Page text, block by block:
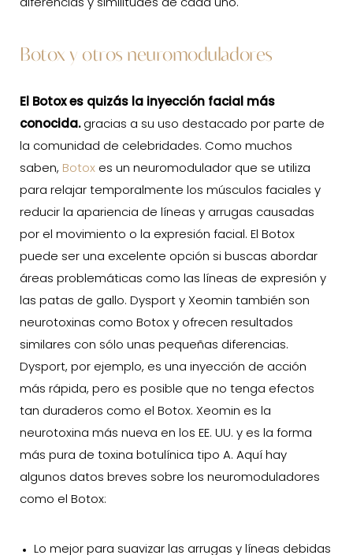
diferencias y similitudes de cada uno.
Botox y otros neuromoduladores
El Botox es quizás la inyección facial más
conocida.gracias a su uso destacado por parte de
la comunidad de celebridades. Como muchos
saben, Botox es un neuromodulador que se utiliza
para relajar temporalmente los músculos faciales y
reducir la apariencia de líneas y arrugas causadas
por el movimiento o la expresión facial. El Botox
puede ser una excelente opción si buscas abordar
áreas problemáticas como las líneas de expresión y
las patas de gallo. Dysport y Xeomin también son
neurotoxinas como Botox y ofrecen resultados
similares con sólo unas pequeñas diferencias.
Dysport, por ejemplo, es una inyección de acción
más rápida, pero es posible que no tenga efectos
tan duraderos como el Botox. Xeomin es la
neurotoxina más nueva en los EE. UU. y es la forma
más pura de toxina botulínica tipo A. Aquí hay
algunos datos breves sobre los neuromoduladores
como el Botox:
Lo mejor para suavizar las arrugas y líneas debidas